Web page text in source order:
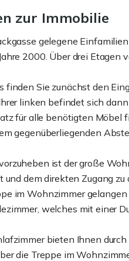
zur Immobilie
gelegene
2000. Über drei Etagen
finden Sie zunächst den
linken befindet sich
für alle benötigten Möbel
gegenüberliegenden
ist der große
und dem direkten Zugang
im Wohnzimmer
welches mit einer
bieten Ihnen
die Treppe im